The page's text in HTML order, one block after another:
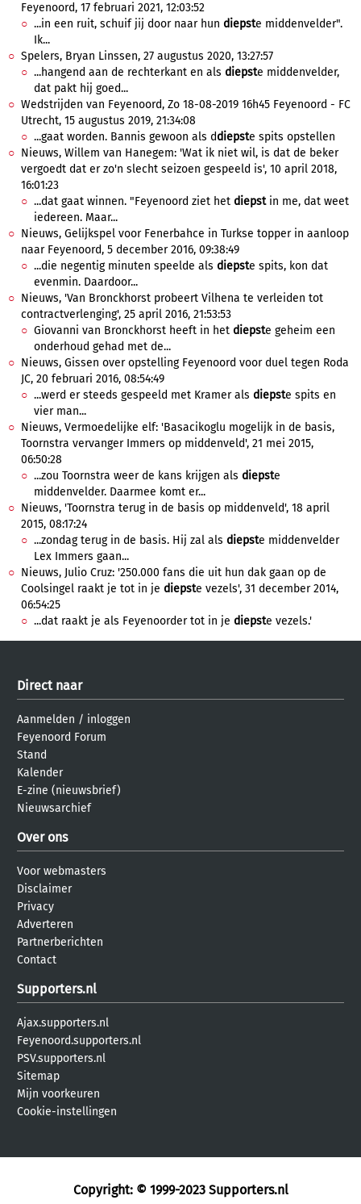
Feyenoord, 17 februari 2021, 12:03:52
...in een ruit, schuif jij door naar hun diepste middenvelder".
Ik...
Spelers, Bryan Linssen, 27 augustus 2020, 13:27:57
...hangend aan de rechterkant en als diepste middenvelder,
dat pakt hij goed...
Wedstrijden van Feyenoord, Zo 18-08-2019 16h45 Feyenoord - FC
Utrecht, 15 augustus 2019, 21:34:08
...gaat worden. Bannis gewoon als ddiepste spits opstellen
Nieuws, Willem van Hanegem: 'Wat ik niet wil, is dat de beker
vergoedt dat er zo'n slecht seizoen gespeeld is', 10 april 2018,
16:01:23
...dat gaat winnen. "Feyenoord ziet het diepstin me, dat weet
iedereen. Maar...
Nieuws, Gelijkspel voor Fenerbahce in Turkse topper in aanloop
naar Feyenoord, 5 december 2016, 09:38:49
...die negentig minuten speelde als diepste spits, kon dat
evenmin. Daardoor...
Nieuws, 'Van Bronckhorst probeert Vilhena te verleiden tot
contractverlenging', 25 april 2016, 21:53:53
Giovanni van Bronckhorst heeft in het diepste geheim een
onderhoud gehad met de...
Nieuws, Gissen over opstelling Feyenoord voor duel tegen Roda
JC, 20 februari 2016, 08:54:49
...werd er steeds gespeeld met Kramer als diepste spits en
vier man...
Nieuws, Vermoedelijke elf: 'Basacikoglu mogelijk in de basis,
Toornstra vervanger Immers op middenveld', 21 mei 2015,
06:50:28
...zou Toornstra weer de kans krijgen als diepste
middenvelder. Daarmee komt er...
Nieuws, 'Toornstra terug in de basis op middenveld', 18 april
2015, 08:17:24
...zondag terug in de basis. Hij zal als diepste middenvelder
Lex Immers gaan...
Nieuws, Julio Cruz: '250.000 fans die uit hun dak gaan op de
Coolsingel raakt je tot in je diepste vezels', 31 december 2014,
06:54:25
...dat raakt je als Feyenoorder tot in je diepste vezels.'
Direct naar
Aanmelden / inloggen
Feyenoord Forum
Stand
Kalender
E-zine (nieuwsbrief)
Nieuwsarchief
Over ons
Voor webmasters
Disclaimer
Privacy
Adverteren
Partnerberichten
Contact
Supporters.nl
Ajax.supporters.nl
Feyenoord.supporters.nl
PSV.supporters.nl
Sitemap
Mijn voorkeuren
Cookie-instellingen
Copyright: © 1999-2023 Supporters.nl